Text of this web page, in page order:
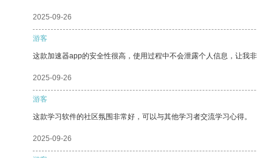
2025-09-26
游客
这款加速器app的安全性很高，使用过程中不会泄露个人信息，让我非
2025-09-26
游客
这款学习软件的社区氛围非常好，可以与其他学习者交流学习心得。
2025-09-26